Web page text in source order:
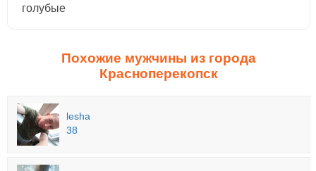
голубые
Похожие мужчины из города
Красноперекопск
lesha
38